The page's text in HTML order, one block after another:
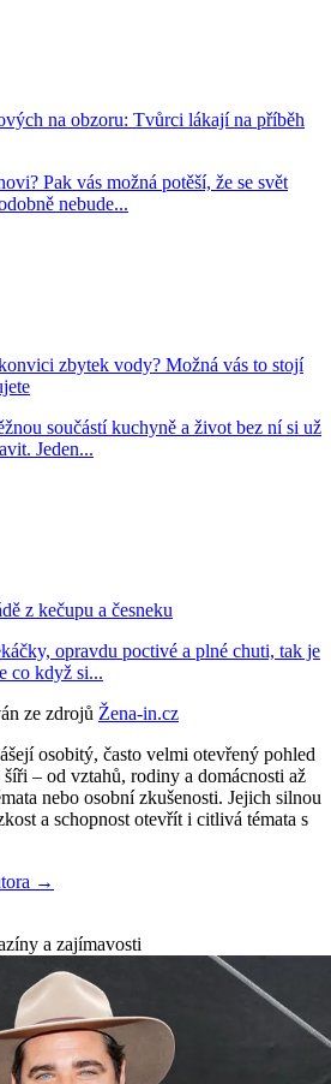
na obzoru: Tvůrci lákají na příběh
Pak vás možná potěší, že se svět
nebude...
zbytek vody? Možná vás to stojí
součástí kuchyně a život bez ní si už
Jeden...
z kečupu a česneku
opravdu poctivé a plné chuti, tak je
co když si...
ze zdrojů Žena-in.cz
osobitý, často velmi otevřený pohled
– od vztahů, rodiny a domácnosti až
nebo osobní zkušenosti. Jejich silnou
a schopnost otevřít i citlivá témata s
→
a zajímavosti